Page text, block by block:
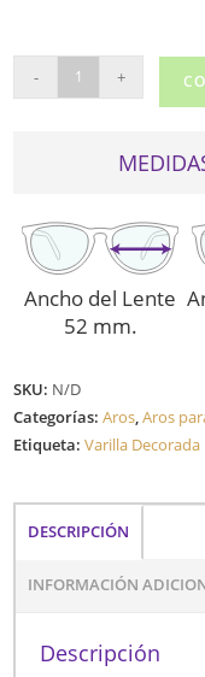
TRACY
- +
Ancho del Lente
52 mm.
SKU: N/D
Categorías:Aros,Aros
Etiqueta:Varilla Decorada
DESCRIPCIÓN
INFORMACIÓN
Descripción